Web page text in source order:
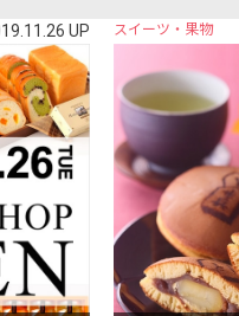
UP スイーツ・果物